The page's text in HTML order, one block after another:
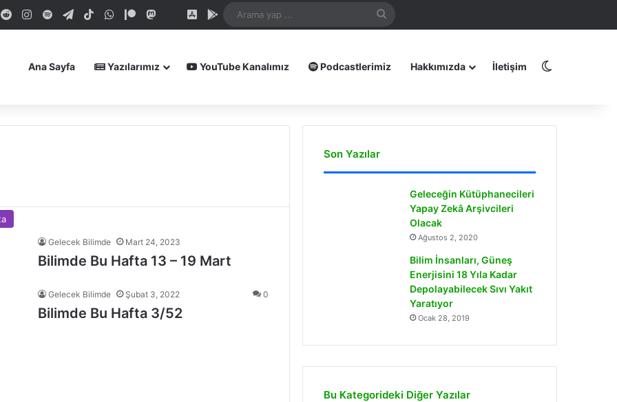
RedditInstagram
SpotifyTelegramTikTokWhatsApp
PatreonMastodonBlueskyiOS Uygulamamız
Android Uygulamamız
...
Ana Sayfa Yazılarımız YouTube Kanalımız Podcastlerimiz Hakkımızda İletişim
Gelecek Bilimde Mart 24, 2023
Bilimde Bu Hafta 13 – 19 Mart
Gelecek Bilimde Şubat 3, 2022 0
Bilimde Bu Hafta 3/52
Son Yazılar
Geleceğin Kütüphanecileri
Yapay Zekâ Arşivcileri
Olacak
Ağustos 2, 2020
Bilim İnsanları, Güneş
Enerjisini 18 Yıla Kadar
Depolayabilecek Sıvı Yakıt
Yaratıyor
Ocak 28, 2019
Bu Kategorideki Diğer Yazılar